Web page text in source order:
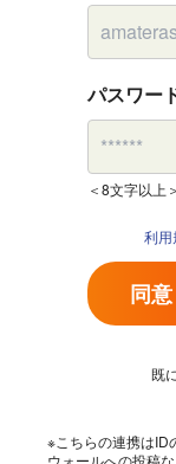
パスワー
＜8文字以上＞
利用
同
既
※こちらの連携はID
ウォールへの投稿な